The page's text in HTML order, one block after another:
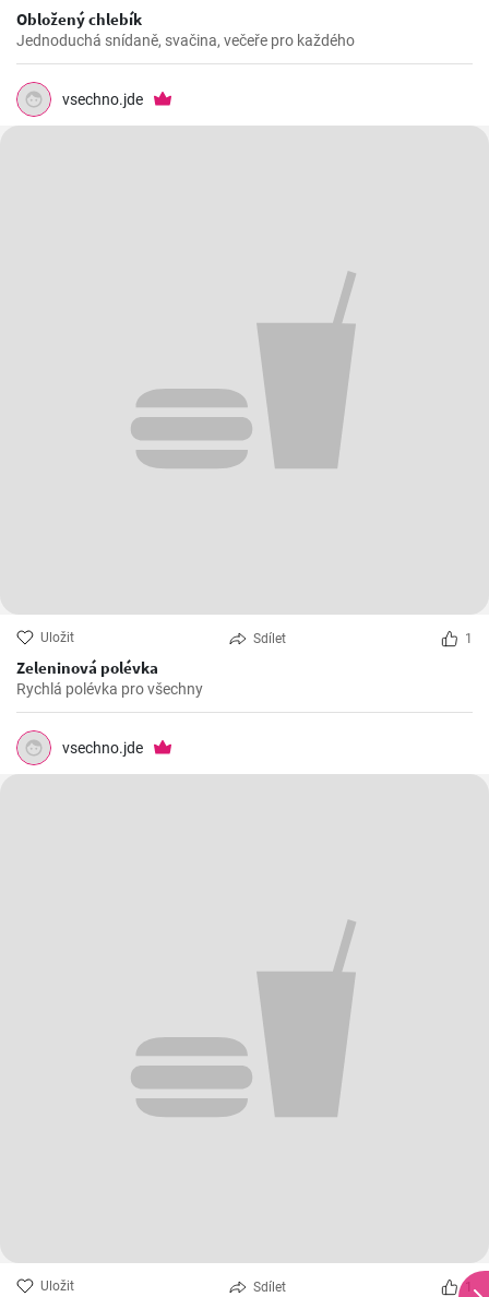
Obložený chlebík
Jednoduchá snídaně, svačina, večeře pro každého
vsechno.jde
Uložit Sdílet 1
Zeleninová polévka
Rychlá polévka pro všechny
vsechno.jde
Uložit Sdílet 1